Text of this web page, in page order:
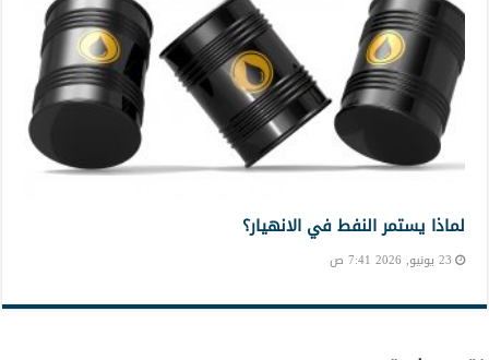
لماذا يستمر النفط في الانهيار؟
23 يونيو, 2026 7:41 ص